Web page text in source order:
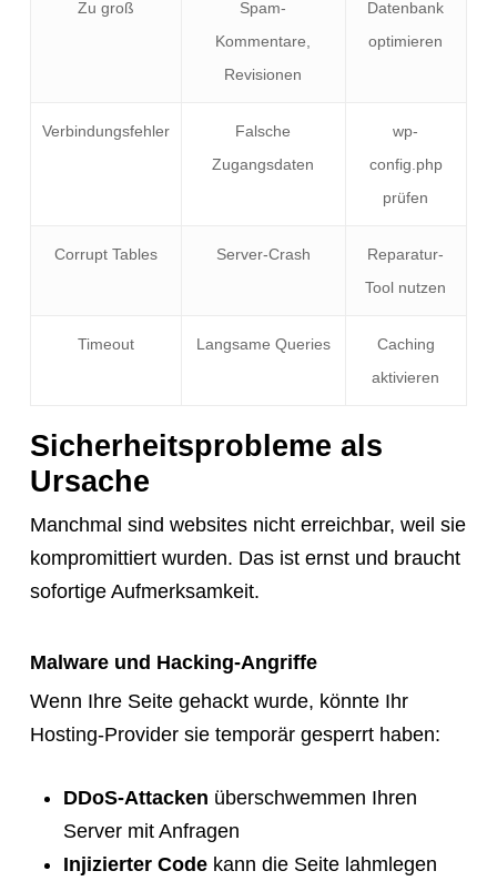
Zu groß
Spam-
Kommentare,
Revisionen
Datenbank
optimieren
Verbindungsfehler
Falsche
Zugangsdaten
wp-
config.php
prüfen
Corrupt Tables Server-Crash
Reparatur-
Tool nutzen
Timeout Langsame Queries
Caching
aktivieren
Sicherheitsprobleme als
Ursache
Manchmal sind websites nicht erreichbar, weil sie
kompromittiert wurden. Das ist ernst und braucht
sofortige Aufmerksamkeit.
Malware und Hacking-Angriffe
Wenn Ihre Seite gehackt wurde, könnte Ihr
Hosting-Provider sie temporär gesperrt haben:
DDoS-Attacken überschwemmen Ihren
Server mit Anfragen
Injizierter Codekann die Seite lahmlegen